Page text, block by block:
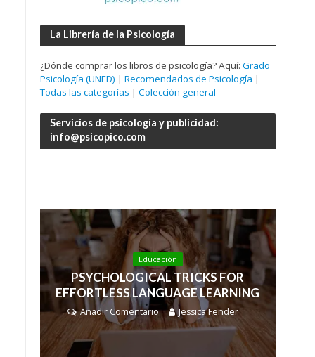
La Librería de la Psicología
¿Dónde comprar los libros de psicología? Aquí: Grado
Psicología (UNED) | Recomendados de Psicología |
Todas las categorías | Colección general
Servicios de psicología y publicidad:
info@psicopico.com
Educación
PSYCHOLOGICAL TRICKS FOR
EFFORTLESS LANGUAGE LEARNING
Añadir Comentario Jessica Fender